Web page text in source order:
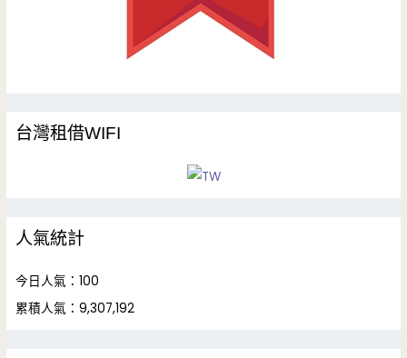
台灣租借WIFI
人氣統計
今日人氣：100
累積人氣：9,307,192